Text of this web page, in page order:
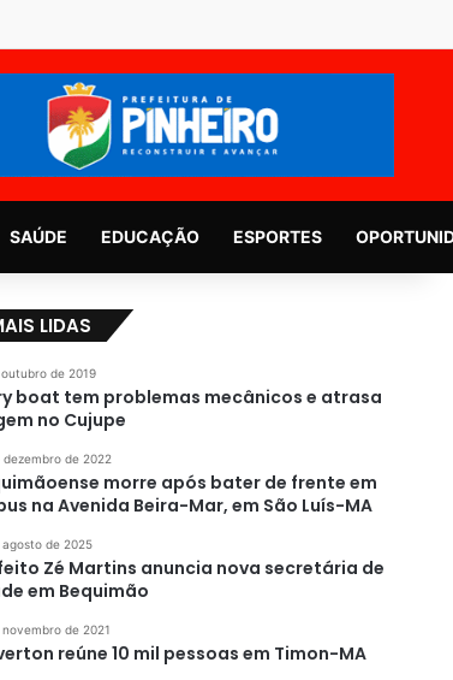
SAÚDE EDUCAÇÃO ESPORTES
LIDAS
outubro de 2019
boat tem problemas mecânicos e atrasa
no Cujupe
dezembro de 2022
morre após bater de frente em
na Avenida Beira-Mar, em São Luís-MA
agosto de 2025
Zé Martins anuncia nova secretária de
em Bequimão
novembro de 2021
reúne 10 mil pessoas em Timon-MA